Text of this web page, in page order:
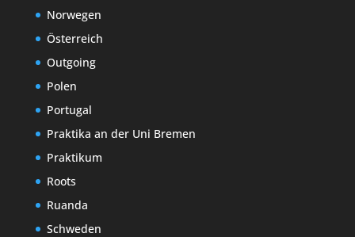
Norwegen
Österreich
Outgoing
Polen
Portugal
Praktika an der Uni Bremen
Praktikum
Roots
Ruanda
Schweden